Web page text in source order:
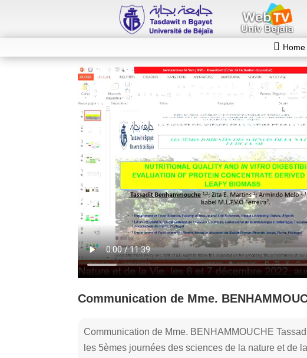
Home
Communication de Mme.
Communication de Mme. BENHAMMOUCHE
les 5èmes journées des sciences de la nature et de